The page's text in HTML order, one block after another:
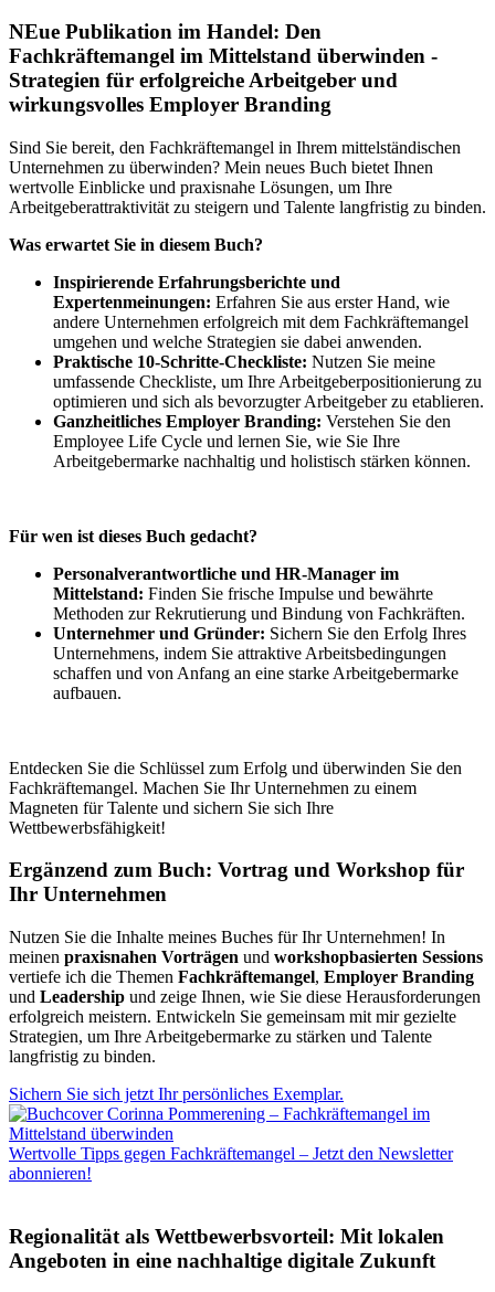
NEue Publikation im Handel: Den
Fachkräftemangel im Mittelstand überwinden -
Strategien für erfolgreiche Arbeitgeber und
wirkungsvolles Employer Branding
Sind Sie bereit, den Fachkräftemangel in Ihrem mittelständischen
Unternehmen zu überwinden? Mein neues Buch bietet Ihnen
wertvolle Einblicke und praxisnahe Lösungen, um Ihre
Arbeitgeberattraktivität zu steigern und Talente langfristig zu binden.
Was erwartet Sie in diesem Buch?
Inspirierende Erfahrungsberichte und
Expertenmeinungen: Erfahren Sie aus erster Hand, wie
andere Unternehmen erfolgreich mit dem Fachkräftemangel
umgehen und welche Strategien sie dabei anwenden.
Praktische 10-Schritte-Checkliste: Nutzen Sie meine
umfassende Checkliste, um Ihre Arbeitgeberpositionierung zu
optimieren und sich als bevorzugter Arbeitgeber zu etablieren.
Ganzheitliches Employer Branding: Verstehen Sie den
Employee Life Cycle und lernen Sie, wie Sie Ihre
Arbeitgebermarke nachhaltig und holistisch stärken können.
Für wen ist dieses Buch gedacht?
Personalverantwortliche und HR-Manager im
Mittelstand: Finden Sie frische Impulse und bewährte
Methoden zur Rekrutierung und Bindung von Fachkräften.
Unternehmer und Gründer: Sichern Sie den Erfolg Ihres
Unternehmens, indem Sie attraktive Arbeitsbedingungen
schaffen und von Anfang an eine starke Arbeitgebermarke
aufbauen.
Entdecken Sie die Schlüssel zum Erfolg und überwinden Sie den
Fachkräftemangel. Machen Sie Ihr Unternehmen zu einem
Magneten für Talente und sichern Sie sich Ihre
Wettbewerbsfähigkeit!
Ergänzend zum Buch: Vortrag und Workshop für
Ihr Unternehmen
Nutzen Sie die Inhalte meines Buches für Ihr Unternehmen! In
meinen praxisnahen Vorträgen und workshopbasierten Sessions
vertiefe ich die Themen Fachkräftemangel, Employer Branding
und Leadership und zeige Ihnen, wie Sie diese Herausforderungen
erfolgreich meistern. Entwickeln Sie gemeinsam mit mir gezielte
Strategien, um Ihre Arbeitgebermarke zu stärken und Talente
langfristig zu binden.
Sichern Sie sich jetzt Ihr persönliches Exemplar.
Wertvolle Tipps gegen Fachkräftemangel – Jetzt den Newsletter
abonnieren!
Regionalität als Wettbewerbsvorteil: Mit lokalen
Angeboten in eine nachhaltige digitale Zukunft